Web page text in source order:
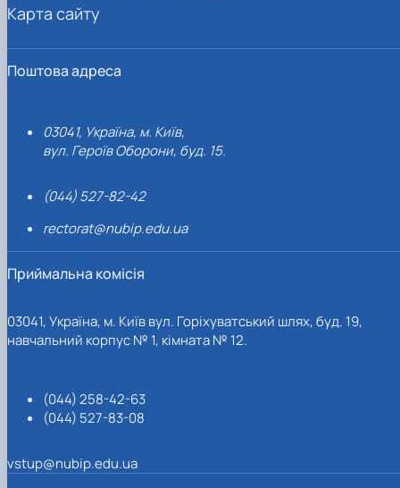
Поштова адреса
03041, Україна, м. Київ,
вул. Героїв Оборони, буд. 15.
(044) 527-82-42
rectorat@nubip.edu.ua
Приймальна комісія
03041, Україна, м. Київ вул. Горіхуватський шлях, буд. 19,
навчальний корпус № 1, кімната № 12.
(044) 258-42-63
(044) 527-83-08
vstup@nubip.edu.ua
Карта сайту